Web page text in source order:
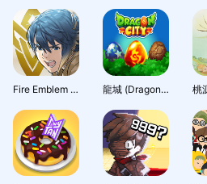
Fire Emblem Heroes 龍城 (Dragon City)